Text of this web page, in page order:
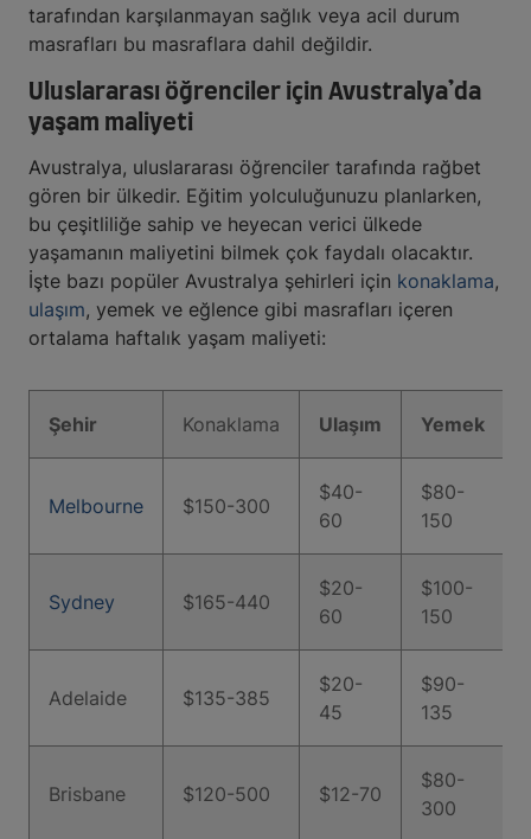
tarafından karşılanmayan sağlık veya acil durum
masrafları bu masraflara dahil değildir.
Uluslararası öğrenciler için Avustralya’da
yaşam maliyeti
Avustralya, uluslararası öğrenciler tarafında rağbet
gören bir ülkedir. Eğitim yolculuğunuzu planlarken,
bu çeşitliliğe sahip ve heyecan verici ülkede
yaşamanın maliyetini bilmek çok faydalı olacaktır.
İşte bazı popüler Avustralya şehirleri için konaklama,
ulaşım, yemek ve eğlence gibi masrafları içeren
ortalama haftalık yaşam maliyeti:
Şehir Konaklama Ulaşım Yemek
Melbourne $150-300
$40-
60
$80-
150
Sydney $165-440
$20-
60
$100-
150
Adelaide $135-385
$20-
45
$90-
135
Brisbane $120-500 $12-70
$80-
300